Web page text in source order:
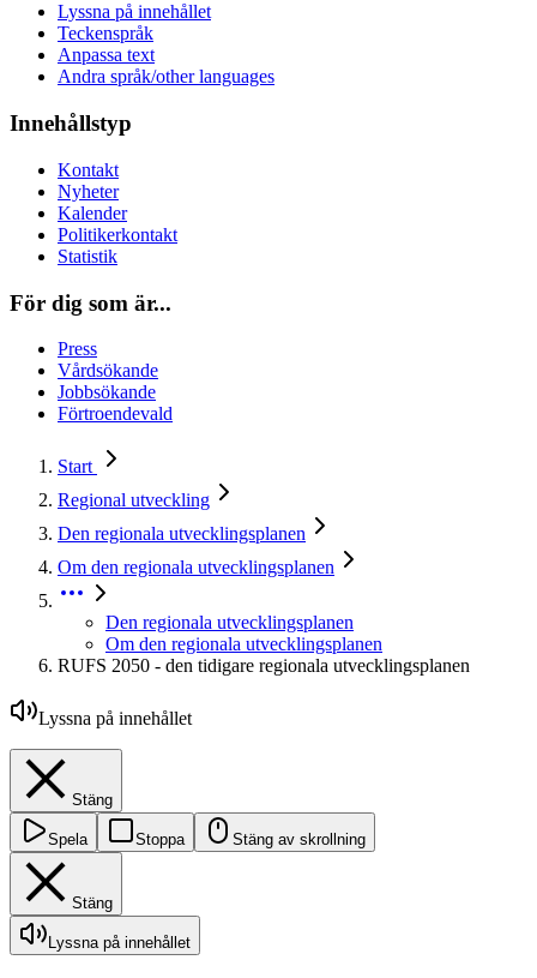
Lyssna på innehållet
Teckenspråk
Anpassa text
Andra språk/other languages
Innehållstyp
Kontakt
Nyheter
Kalender
Politikerkontakt
Statistik
För dig som är...
Press
Vårdsökande
Jobbsökande
Förtroendevald
Start
Regional utveckling
Den regionala utvecklingsplanen
Om den regionala utvecklingsplanen
Den regionala utvecklingsplanen
Om den regionala utvecklingsplanen
RUFS 2050 - den tidigare regionala utvecklingsplanen
Lyssna på innehållet
Stäng
Spela Stoppa Stäng av skrollning
Stäng
Lyssna på innehållet